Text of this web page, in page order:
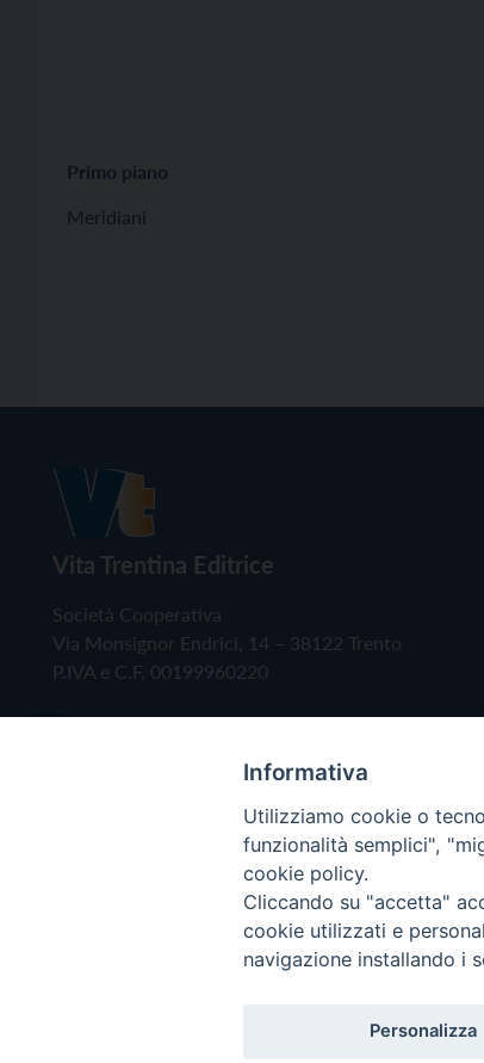
Primo piano
Meridiani
Vita Trentina Editrice
Società Cooperativa
Via Monsignor Endrici, 14 – 38122 Trento
P.IVA e C.F. 00199960220
Copyright © 2019 - Tutti i diritti riservati -
Informativa
Utilizziamo cookie o
funzionalità semplici",
cookie policy.
Cliccando su "accetta"
cookie utilizzati e
navigazione installando i
Personalizza